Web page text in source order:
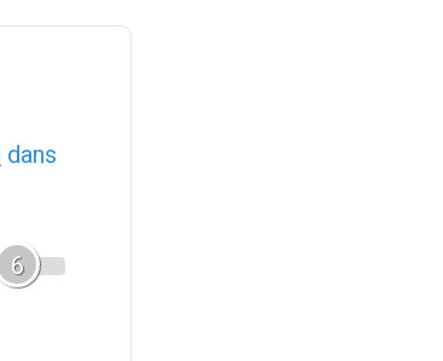
dans
6